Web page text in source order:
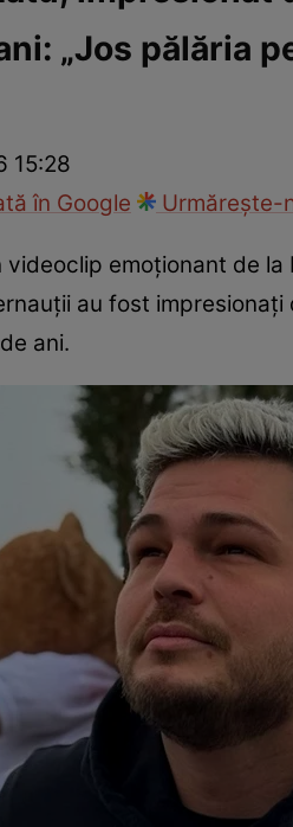
Paparazzii Click!
„Jos pălăria
15:28
în Google
Urmărește-
emoționant de
au fost
ani.